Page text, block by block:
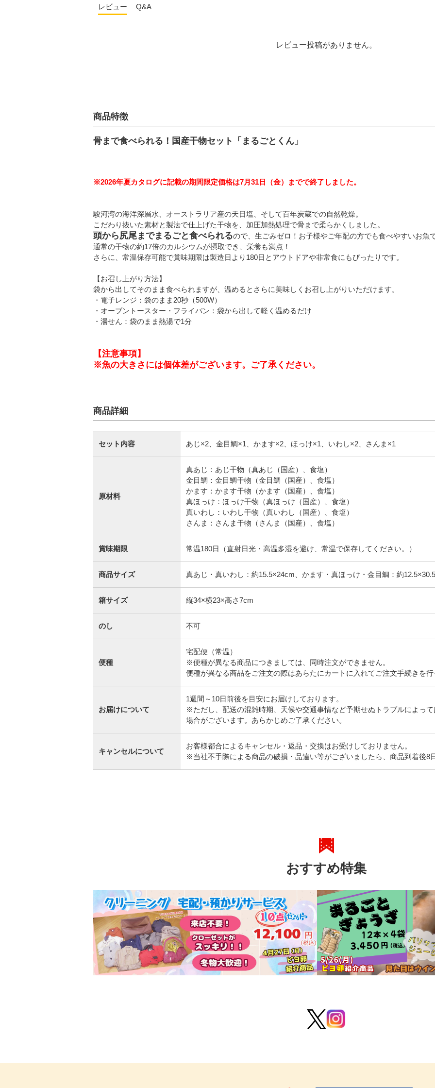
レビュー Q&A
レビュー投稿がありません。
商品特徴
骨まで食べられる！国産干物セット「まるごとくん」
※2026年夏カタログに記載の期間限定価格は7月31日（金）までで終了しました。
駿河湾の海洋深層水、オーストラリア産の天日塩、そして百年炭蔵での自然乾燥。
頭から尻尾までまるごと食べられるので、生ごみゼロ！お子様やご年配の方でも食べやすいお魚
通常の干物の約17倍のカルシウムが摂取でき、栄養も満点！
さらに、常温保存可能で賞味期限は製造日より180日とアウトドアや非常食にもぴったりです。
【お召し上がり方法】
袋から出してそのまま食べられますが、温めるとさらに美味しくお召し上がりいただけます。
・電子レンジ：袋のまま20秒（500W）
・オーブントースター・フライパン：袋から出して軽く温めるだけ
・湯せん：袋のまま熱湯で1分
【注意事項】
商品詳細
セット内容 あじ×2、金目鯛×1、かます×2、ほっけ×1、いわし×2、さんま×1
原材料
真あじ：あじ干物（真あじ（国産）、食塩）
金目鯛：金目鯛干物（金目鯛（国産）、食塩）
かます：かます干物（かます（国産）、食塩）
真ほっけ：ほっけ干物（真ほっけ（国産）、食塩）
真いわし：いわし干物（真いわし（国産）、食塩）
賞味期限 常温180日（直射日光・高温多湿を避け、常温で保存してください。）
商品サイズ 真あじ・真いわし：約15.5×24cm、かます・真ほっけ・金目鯛：約
箱サイズ 縦34×横23×高さ7cm
のし 不可
便種
宅配便（常温）
※便種が異なる商品につきましては、同時注文ができません。
便種が異なる商品をご注文の際はあらたにカートに入れてご注文手続きを
お届けについて
1週間～10日前後を目安にお届けしております。
※ただし、配送の混雑時期、天候や交通事情など予期せぬトラブルによっ
場合がございます。あらかじめご了承ください。
キャンセルについて
お客様都合によるキャンセル・返品・交換はお受けしておりません。
※当社不手際による商品の破損・品違い等がございましたら、商品到着後8
おすすめ特集